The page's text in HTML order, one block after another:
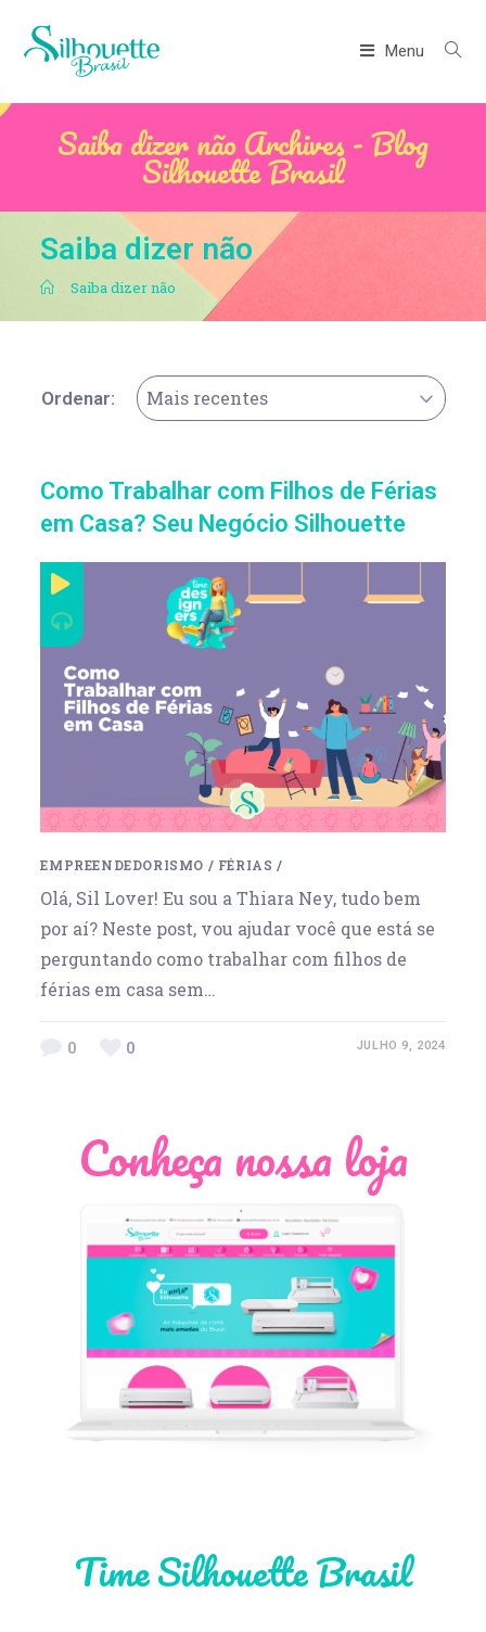
Menu
Saiba dizer não Archives - Blog
Silhouette Brasil
Saiba dizer não
. Saiba dizer não
Ordenar: Mais recentes
Como Trabalhar com Filhos de Férias
em Casa? Seu Negócio Silhouette
EMPREENDEDORISMO / FÉRIAS /
Olá, Sil Lover! Eu sou a Thiara Ney, tudo bem
por aí? Neste post, vou ajudar você que está se
perguntando como trabalhar com filhos de
férias em casa sem…
0 0 JULHO 9, 2024
Conheça nossa loja
Time Silhouette Brasil
Léia Pastori
Thiara Ney